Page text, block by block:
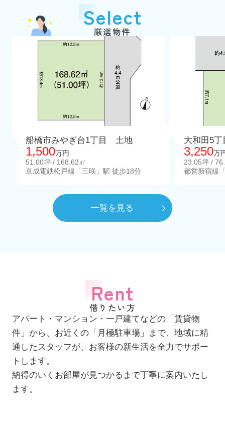
Select
厳選物件
船橋市みやぎ台1丁目 土地
1,500万円
51.00坪 / 168.62㎡
京成電鉄松戸線「三咲」駅 徒歩18分
大和田5
3,250万
23.05坪 /
都営新宿線
一覧を見る
Rent
借りたい方
アパート・マンション・一戸建てなどの「賃貸物
件」から、お近くの「月極駐車場」まで、地域に精
通したスタッフが、お客様の新生活を全力でサポー
トします。
納得のいくお部屋が見つかるまで丁寧に案内いたし
ます。